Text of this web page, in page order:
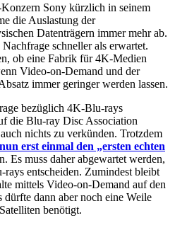
Sony kürzlich in seinem
die Auslastung der
Datenträgern immer mehr ab.
schneller als erwartet.
ob eine Fabrik für 4K-Medien
Video-on-Demand und der
immer geringer werden lassen.
bezüglich 4K-Blu-rays
die Blu-ray Disc Association
nichts zu verkünden. Trotzdem
erst einmal den „ersten echten
Es muss daher abgewartet werden,
entscheiden. Zumindest bleibt
mittels Video-on-Demand auf den
dürfte dann aber noch eine Weile
benötigt.